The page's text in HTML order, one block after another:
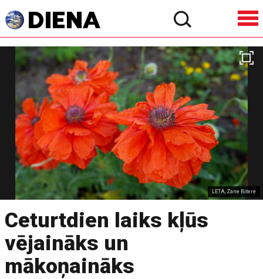
LETA, Zane Bitere
Ceturtdien laiks kļūs
vējaināks un
mākoņaināks